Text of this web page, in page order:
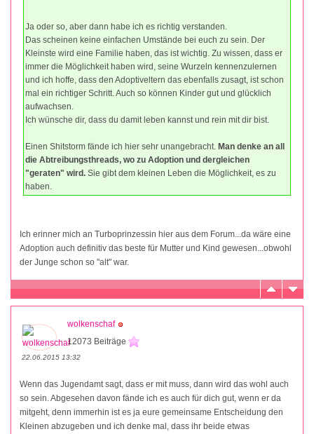
Ja oder so, aber dann habe ich es richtig verstanden.
Das scheinen keine einfachen Umstände bei euch zu sein. Der
Kleinste wird eine Familie haben, das ist wichtig. Zu wissen, dass er
immer die Möglichkeit haben wird, seine Wurzeln kennenzulernen
und ich hoffe, dass den Adoptiveltern das ebenfalls zusagt, ist schon
mal ein richtiger Schritt. Auch so können Kinder gut und glücklich
aufwachsen.
Ich wünsche dir, dass du damit leben kannst und rein mit dir bist.
Einen Shitstorm fände ich hier sehr unangebracht. Man denke an all
die Abtreibungsthreads, wo zu Adoption und dergleichen
"geraten" wird. Sie gibt dem kleinen Leben die Möglichkeit, es zu
haben.
Ich erinner mich an Turboprinzessin hier aus dem Forum...da wäre eine
Adoption auch definitiv das beste für Mutter und Kind gewesen...obwohl
der Junge schon so "alt" war.
wolkenschaf
12073 Beiträge
22.06.2015 13:32
Wenn das Jugendamt sagt, dass er mit muss, dann wird das wohl auch
so sein. Abgesehen davon fände ich es auch für dich gut, wenn er da
mitgeht, denn immerhin ist es ja eure gemeinsame Entscheidung den
Kleinen abzugeben und ich denke mal, dass ihr beide etwas